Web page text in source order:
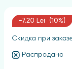
-7.20 Lei (10%)
Скидка при
Распродано